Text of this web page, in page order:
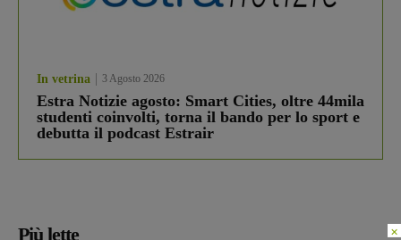
In vetrina 3 Agosto 2026
Estra Notizie agosto: Smart Cities, oltre 44mila
studenti coinvolti, torna il bando per lo sport e
debutta il podcast Estrair
Più lette ×